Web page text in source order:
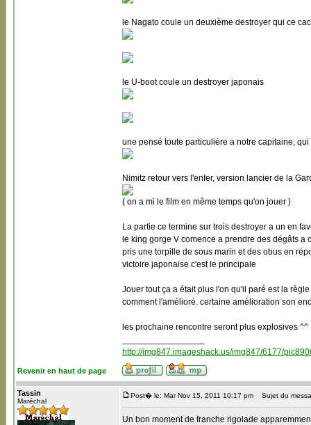
le Nagato coule un deuxième destroyer qui ce
le U-boot coule un destroyer japonais
une pensé toute particulière a notre capitaine,
Nimitz retour vers l'enfer, version lancier de la
( on a mi le film en même temps qu'on jouer )
La partie ce termine sur trois destroyer a un en
le king gorge V comence a prendre des dégâts
pris une torpille de sous marin et des obus en
victoire japonaise c'est le principale
Jouer tout ça a était plus l'on qu'il paré est la
comment l'amélioré. certaine amélioration son
les prochaine rencontre seront plus explosives ^^
http://img847.imageshack.us/img847/6177/
Revenir en haut de page
Tassin
Maréchal
Post� le: Mar Nov 15, 2011 10:17 pm Sujet du
Un bon moment de franche rigolade